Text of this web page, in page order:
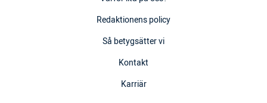
Redaktionens policy
Så betygsätter vi
Kontakt
Karriär